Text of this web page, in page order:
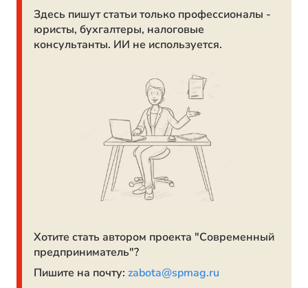
Здесь пишут статьи только профессионалы -
юристы, бухгалтеры, налоговые
консультанты. ИИ не используется.
Хотите стать автором проекта "Современный
предприниматель"?
Пишите на почту: zabota@spmag.ru